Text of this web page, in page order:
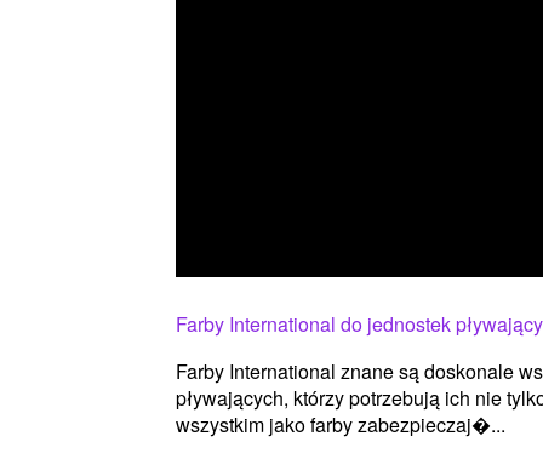
Farby International do jednostek
Farby International znane są doskonale
pływających, którzy potrzebują ich nie
wszystkim jako farby zabezpieczaj�...